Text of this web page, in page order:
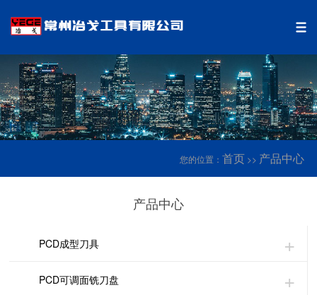
您的位置：首页 >> 产品中心
产品中心
PCD成型刀具
PCD可调面铣刀盘